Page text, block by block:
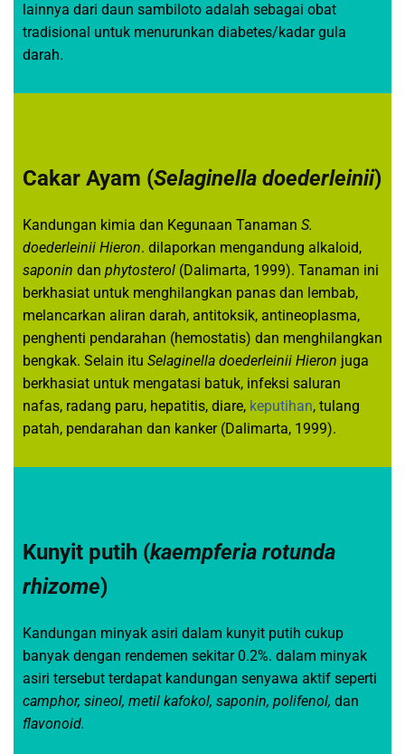
lainnya dari daun sambiloto adalah sebagai obat
tradisional untuk menurunkan diabetes/kadar gula
darah.
Cakar Ayam (Selaginella doederleinii)
Kandungan kimia dan Kegunaan Tanaman S.
doederleinii Hieron. dilaporkan mengandung alkaloid,
saponin dan phytosterol (Dalimarta, 1999). Tanaman ini
berkhasiat untuk menghilangkan panas dan lembab,
melancarkan aliran darah, antitoksik, antineoplasma,
penghenti pendarahan (hemostatis) dan menghilangkan
bengkak. Selain itu Selaginella doederleinii Hieron juga
berkhasiat untuk mengatasi batuk, infeksi saluran
nafas, radang paru, hepatitis, diare, keputihan, tulang
patah, pendarahan dan kanker (Dalimarta, 1999).
Kunyit putih (kaempferia rotunda
rhizome)
Kandungan minyak asiri dalam kunyit putih cukup
banyak dengan rendemen sekitar 0.2%. dalam minyak
asiri tersebut terdapat kandungan senyawa aktif seperti
camphor, sineol, metil kafokol, saponin, polifenol, dan
flavonoid.